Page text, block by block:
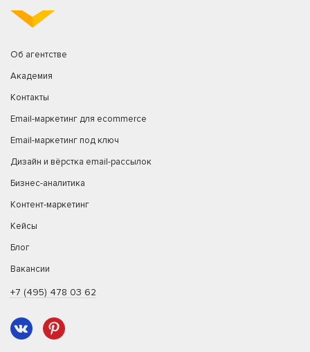
Об агентстве
Академия
Контакты
Email-маркетинг для ecommerce
Email-маркетинг под ключ
Дизайн и вёрстка email-рассылок
Бизнес-аналитика
Контент-маркетинг
Кейсы
Блог
Вакансии
+7 (495) 478 03 62